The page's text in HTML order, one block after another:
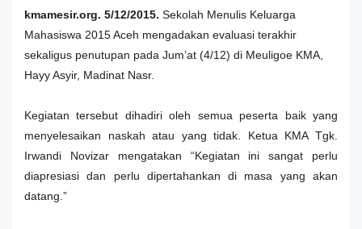
kmamesir.org. 5/12/2015. Sekolah Menulis Keluarga
Mahasiswa 2015 Aceh mengadakan evaluasi terakhir
sekaligus penutupan pada Jum’at (4/12) di Meuligoe KMA,
Hayy Asyir, Madinat Nasr.
Kegiatan tersebut dihadiri oleh semua peserta baik yang
menyelesaikan naskah atau yang tidak. Ketua KMA Tgk.
Irwandi Novizar mengatakan “Kegiatan ini sangat perlu
diapresiasi dan perlu dipertahankan di masa yang akan
datang.”